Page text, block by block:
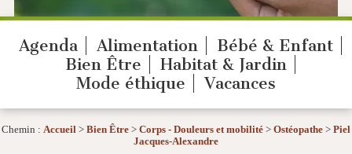
Agenda Alimentation
Bébé & Enfant
Bien Être
Habitat & Jardin
Mode éthique
Vacances
Chemin : Accueil > Bien Être > Corps - Douleurs et mobilité > Ostéopathe > Piel
Jacques-Alexandre